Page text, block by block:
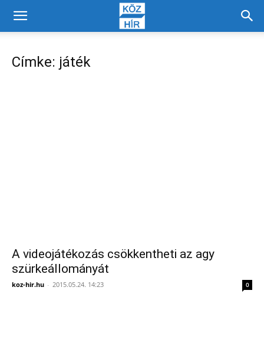
Címke: játék
A videojátékozás csökkentheti az agy
szürkeállományát
koz-hir.hu - 2015.05.24. 14:23 0